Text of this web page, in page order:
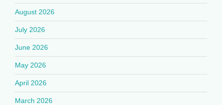
August 2026
July 2026
June 2026
May 2026
April 2026
March 2026